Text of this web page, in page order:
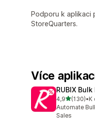
Podporu k aplikaci
StoreQuarters.
Více
RUBIX
4,9z 5 hvězd
(130)
Celkový •K
Automate
Sales